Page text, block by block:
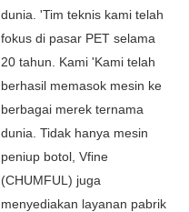
dunia. 'Tim teknis kami telah
fokus di pasar PET selama
20 tahun. Kami 'Kami telah
berhasil memasok mesin ke
berbagai merek ternama
dunia. Tidak hanya mesin
peniup botol, Vfine
(CHUMFUL) juga
menyediakan layanan pabrik